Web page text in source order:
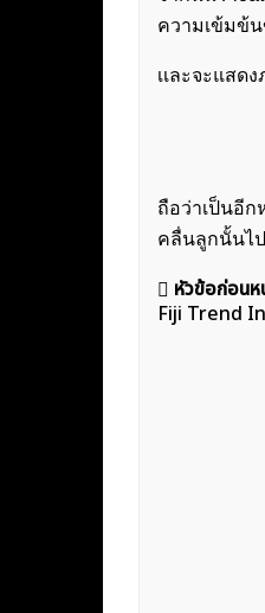
ความเข้มข้
เเละจะแสด
ถือว่าเป็นอีก
คลื่นลูกนั้นไป
แนะแนว
เรื่อง
หัวข้อก่อนห
Fiji Trend